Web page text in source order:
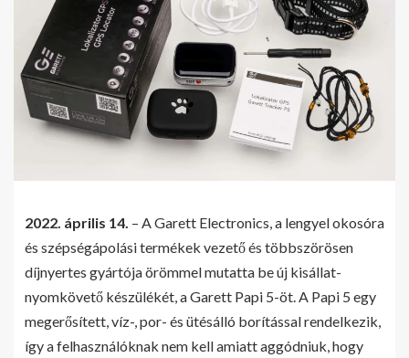
2022. április 14. – A Garett Electronics, a lengyel okosóra
és szépségápolási termékek vezető és többszörösen
díjnyertes gyártója örömmel mutatta be új kisállat-
nyomkövető készülékét, a Garett Papi 5-öt. A Papi 5 egy
megerősített, víz-, por- és ütésálló borítással rendelkezik,
így a felhasználóknak nem kell amiatt aggódniuk, hogy